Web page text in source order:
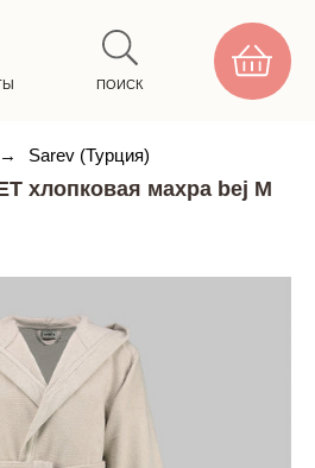
ПОИСК
→ Sarev (Турция)
хлопковая махра bej M